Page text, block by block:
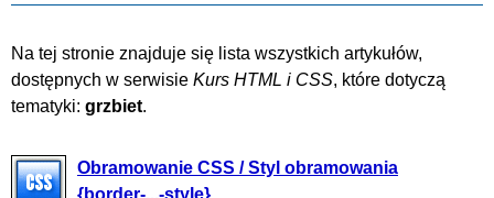
Na tej stronie znajduje się lista wszystkich artykułów,
dostępnych w serwisie Kurs HTML i CSS, które dotyczą
tematyki: grzbiet.
Obramowanie CSS / Styl obramowania
{border-...-style}